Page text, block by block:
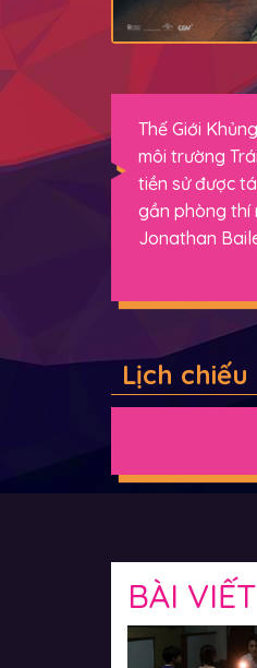
Thế Giới
môi trường
tiền sử được
gần phòng thí
Jonathan
Lịch chiếu
BÀI